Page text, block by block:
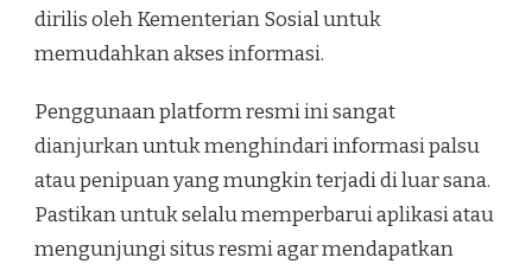
dirilis oleh Kementerian Sosial untuk
memudahkan akses informasi.
Penggunaan platform resmi ini sangat
dianjurkan untuk menghindari informasi palsu
atau penipuan yang mungkin terjadi di luar sana.
Pastikan untuk selalu memperbarui aplikasi atau
mengunjungi situs resmi agar mendapatkan